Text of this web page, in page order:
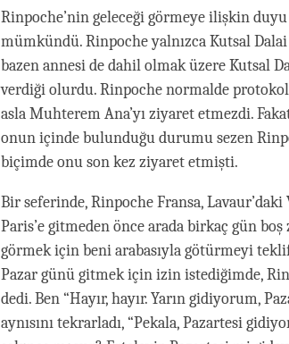
Rinpoche’nin geleceği görmeye ilişkin
mümkündü. Rinpoche yalnızca Kutsal
bazen annesi de dahil olmak üzere Kutsal
verdiği olurdu. Rinpoche normalde
asla Muhterem Ana’yı ziyaret etmezdi.
onun içinde bulunduğu durumu sezen
biçimde onu son kez ziyaret etmişti.
Bir seferinde, Rinpoche Fransa,
Paris’e gitmeden önce arada birkaç gün boş
görmek için beni arabasıyla götürmeyi
Pazar günü gitmek için izin istediğimde,
dedi. Ben “Hayır, hayır. Yarın gidiyorum,
aynısını tekrarladı, “Pekala, Pazartesi